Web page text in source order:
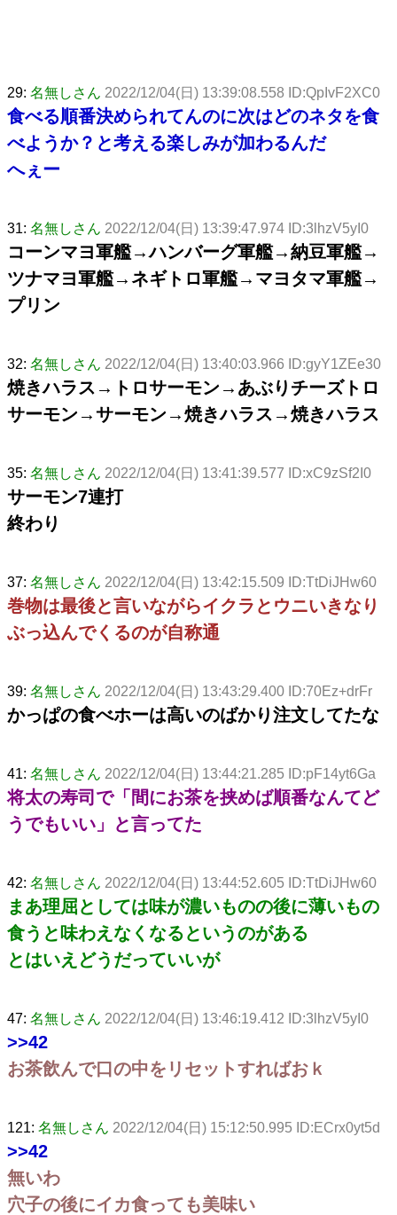
29: 名無しさん 2022/12/04(日) 13:39:08.558 ID:QpIvF2XC0
食べる順番決められてんのに次はどのネタを食
べようか？と考える楽しみが加わるんだ
へぇー
31: 名無しさん 2022/12/04(日) 13:39:47.974 ID:3lhzV5yI0
コーンマヨ軍艦→ハンバーグ軍艦→納豆軍艦→
ツナマヨ軍艦→ネギトロ軍艦→マヨタマ軍艦→
プリン
32: 名無しさん 2022/12/04(日) 13:40:03.966 ID:gyY1ZEe30
焼きハラス→トロサーモン→あぶりチーズトロ
サーモン→サーモン→焼きハラス→焼きハラス
35: 名無しさん 2022/12/04(日) 13:41:39.577 ID:xC9zSf2I0
サーモン7連打
終わり
37: 名無しさん 2022/12/04(日) 13:42:15.509 ID:TtDiJHw60
巻物は最後と言いながらイクラとウニいきなり
ぶっ込んでくるのが自称通
39: 名無しさん 2022/12/04(日) 13:43:29.400 ID:70Ez+drFr
かっぱの食べホーは高いのばかり注文してたな
41: 名無しさん 2022/12/04(日) 13:44:21.285 ID:pF14yt6Ga
将太の寿司で「間にお茶を挟めば順番なんてど
うでもいい」と言ってた
42: 名無しさん 2022/12/04(日) 13:44:52.605 ID:TtDiJHw60
まあ理屈としては味が濃いものの後に薄いもの
食うと味わえなくなるというのがある
とはいえどうだっていいが
47: 名無しさん 2022/12/04(日) 13:46:19.412 ID:3lhzV5yI0
>>42
お茶飲んで口の中をリセットすればおｋ
121: 名無しさん 2022/12/04(日) 15:12:50.995 ID:ECrx0yt5d
>>42
無いわ
穴子の後にイカ食っても美味い